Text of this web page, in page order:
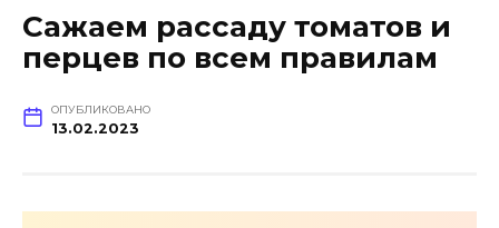
Сажаем рассаду томатов и
перцев по всем правилам
ОПУБЛИКОВАНО
13.02.2023